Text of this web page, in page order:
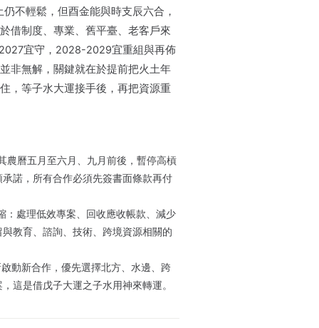
不輕鬆，但酉金能與時支辰六合，
借制度、專業、舊平臺、老客戶來
宜守，2028-2029宜重組與再佈
非無解，關鍵就在於提前把火土年
，等子水大運接手後，再把資源重
農曆五月至六月、九月前後，暫停高槓
諾，所有合作必須先簽書面條款再付
：處理低效專案、回收應收帳款、減少
教育、諮詢、技術、跨境資源相關的
動新合作，優先選擇北方、水邊、跨
這是借戊子大運之子水用神來轉運。